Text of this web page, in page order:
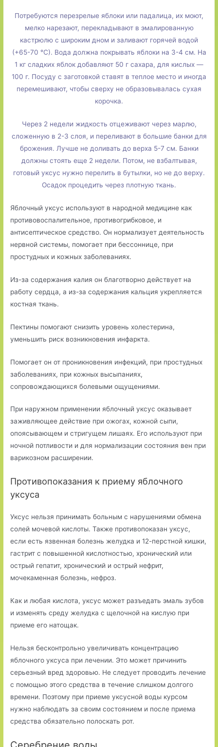
Потребуются перезрелые яблоки или падалица, их моют,
мелко нарезают, перекладывают в эмалированную
кастрюлю с широким дном и заливают горячей водой
(+65-70 °С). Вода должна покрывать яблоки на 3-4 см. На
1 кг сладких яблок добавляют 50 г сахара, для кислых —
100 г. Посуду с заготовкой ставят в теплое место и иногда
перемешивают, чтобы сверху не образовывалась сухая
корочка.
Через 2 недели жидкость отцеживают через марлю,
сложенную в 2-3 слоя, и переливают в большие банки для
брожения. Лучше не доливать до верха 5-7 см. Банки
должны стоять еще 2 недели. Потом, не взбалтывая,
готовый уксус нужно перелить в бутылки, но не до верху.
Осадок процедить через плотную ткань.
Яблочный уксус используют в народной медицине как
противовоспалительное, противогрибковое, и
антисептическое средство. Он нормализует деятельность
нервной системы, помогает при бессоннице, при
простудных и кожных заболеваниях.
Из-за содержания калия он благотворно действует на
работу сердца, а из-за содержания кальция укрепляется
костная ткань.
Пектины помогают снизить уровень холестерина,
уменьшить риск возникновения инфаркта.
Помогает он от проникновения инфекций, при простудных
заболеваниях, при кожных высыпаниях,
сопровождающихся болевыми ощущениями.
При наружном применении яблочный уксус оказывает
заживляющее действие при ожогах, кожной сыпи,
опоясывающем и стригущем лишаях. Его используют при
ночной потливости и для нормализации состояния вен при
варикозном расширении.
Противопоказания к приему яблочного
уксуса
Уксус нельзя принимать больным с нарушениями обмена
солей мочевой кислоты. Также противопоказан уксус,
если есть язвенная болезнь желудка и 12-перстной кишки,
гастрит с повышенной кислотностью, хронический или
острый гепатит, хронический и острый нефрит,
мочекаменная болезнь, нефроз.
Как и любая кислота, уксус может разъедать эмаль зубов
и изменять среду желудка с щелочной на кислую при
приеме его натощак.
Нельзя бесконтрольно увеличивать концентрацию
яблочного уксуса при лечении. Это может причинить
серьезный вред здоровью. Не следует проводить лечение
с помощью этого средства в течение слишком долгого
времени. Поэтому при приеме уксусной воды курсом
нужно наблюдать за своим состоянием и после приема
средства обязательно полоскать рот.